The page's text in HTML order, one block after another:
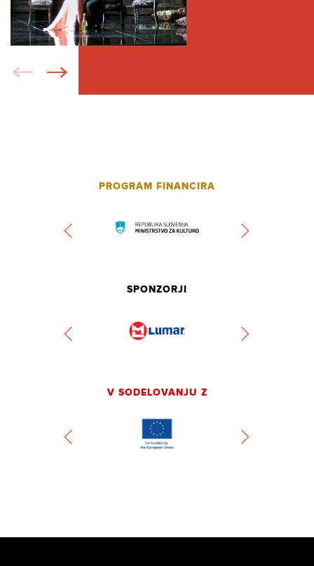
PROGRAM FINANCIRA
SPONZORJI
V SODELOVANJU Z